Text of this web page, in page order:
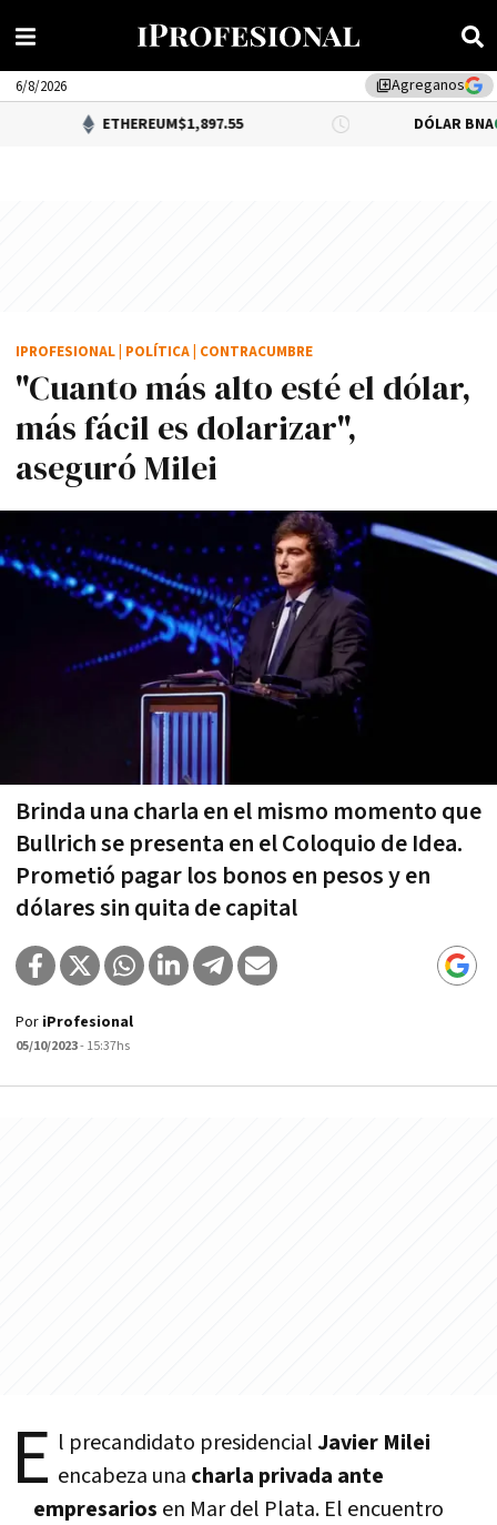
library_addAgreganos
6/8/2026
ETHEREUM$1,897.55 DÓLAR BNA 0.34%
"Cuanto más alto esté el dólar,
más fácil es dolarizar",
aseguró Milei
Brinda una charla en el mismo momento que
Bullrich se presenta en el Coloquio de Idea.
Prometió pagar los bonos en pesos y en
dólares sin quita de capital
IPROFESIONAL POLÍTICA CONTRACUMBRE
Por iProfesional
05/10/2023- 15:37hs
E l precandidato presidencialJavier Milei
encabeza una charla privada ante
empresarios en Mar del Plata. El encuentro